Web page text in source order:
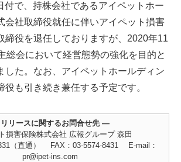
で、持株会社であるアイペットホー
会社取締役就任に伴いアイペット損害
締役を退任しておりますが、2020年11
総会において経営態勢の強化を目的と
した。なお、アイペットホールディン
役も引き続き兼任する予定です。
リースに関するお問合せ先 ―
損害保険株式会社 広報グループ 森田
（直通） FAX：03-5574-8431 E-mail：
pr@ipet-ins.com